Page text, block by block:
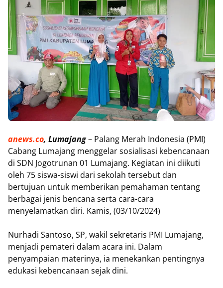
anews.co, Lumajang– Palang Merah Indonesia (PMI)
Cabang Lumajang menggelar sosialisasi kebencanaan
di SDN Jogotrunan 01 Lumajang. Kegiatan ini diikuti
oleh 75 siswa-siswi dari sekolah tersebut dan
bertujuan untuk memberikan pemahaman tentang
berbagai jenis bencana serta cara-cara
menyelamatkan diri. Kamis, (03/10/2024)
Nurhadi Santoso, SP, wakil sekretaris PMI Lumajang,
menjadi pemateri dalam acara ini. Dalam
penyampaian materinya, ia menekankan pentingnya
edukasi kebencanaan sejak dini.